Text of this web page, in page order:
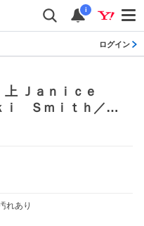
i
ログイン
Ｊａｎｉｃｅ
ｉ Ｓｍｉｔｈ／
れあり